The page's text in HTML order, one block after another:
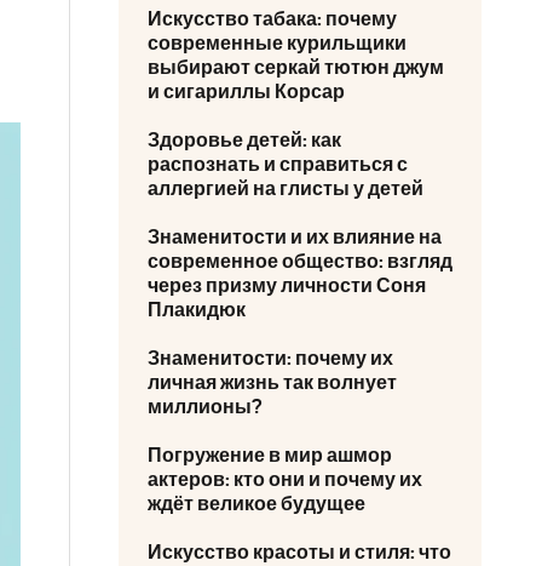
Искусство табака: почему
современные курильщики
выбирают серкай тютюн джум
и сигариллы Корсар
Здоровье детей: как
распознать и справиться с
аллергией на глисты у детей
Знаменитости и их влияние на
современное общество: взгляд
через призму личности Соня
Плакидюк
Знаменитости: почему их
личная жизнь так волнует
миллионы?
Погружение в мир ашмор
актеров: кто они и почему их
ждёт великое будущее
Искусство красоты и стиля: что